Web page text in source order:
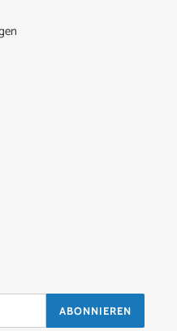
ABONNIEREN